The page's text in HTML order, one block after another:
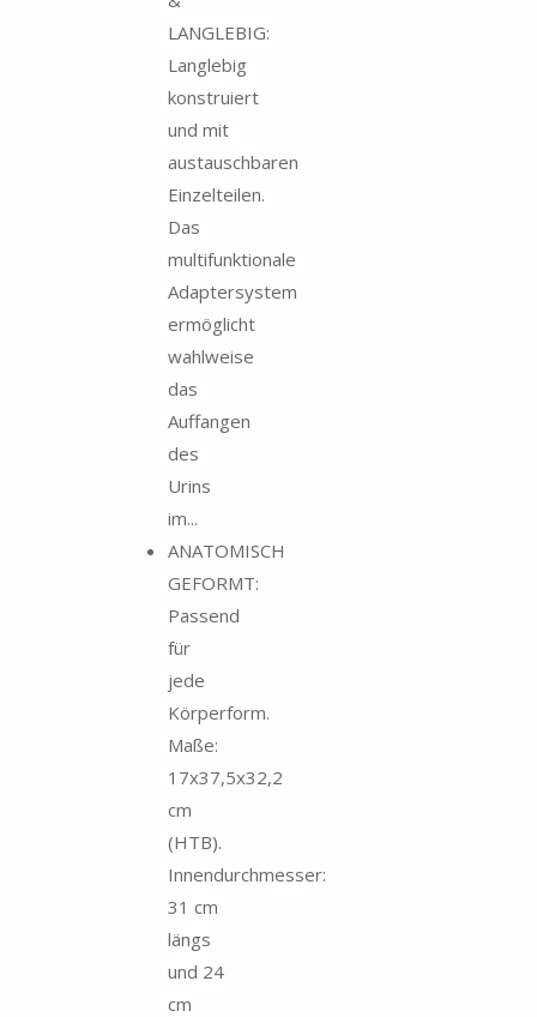
LANGLEBIG:
Langlebig
konstruiert
und mit
austauschbaren
Einzelteilen.
Das
multifunktionale
Adaptersystem
ermöglicht
wahlweise
das
Auffangen
des
Urins
im...
ANATOMISCH
GEFORMT:
Passend
für
jede
Körperform.
Maße:
17x37,5x32,2
cm
(HTB).
Innendurchmesser:
31 cm
längs
und 24
cm